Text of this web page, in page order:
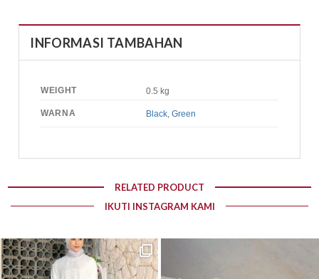
INFORMASI TAMBAHAN
WEIGHT 0.5 kg
WARNA Black ,Green
RELATED PRODUCT
IKUTI INSTAGRAM KAMI